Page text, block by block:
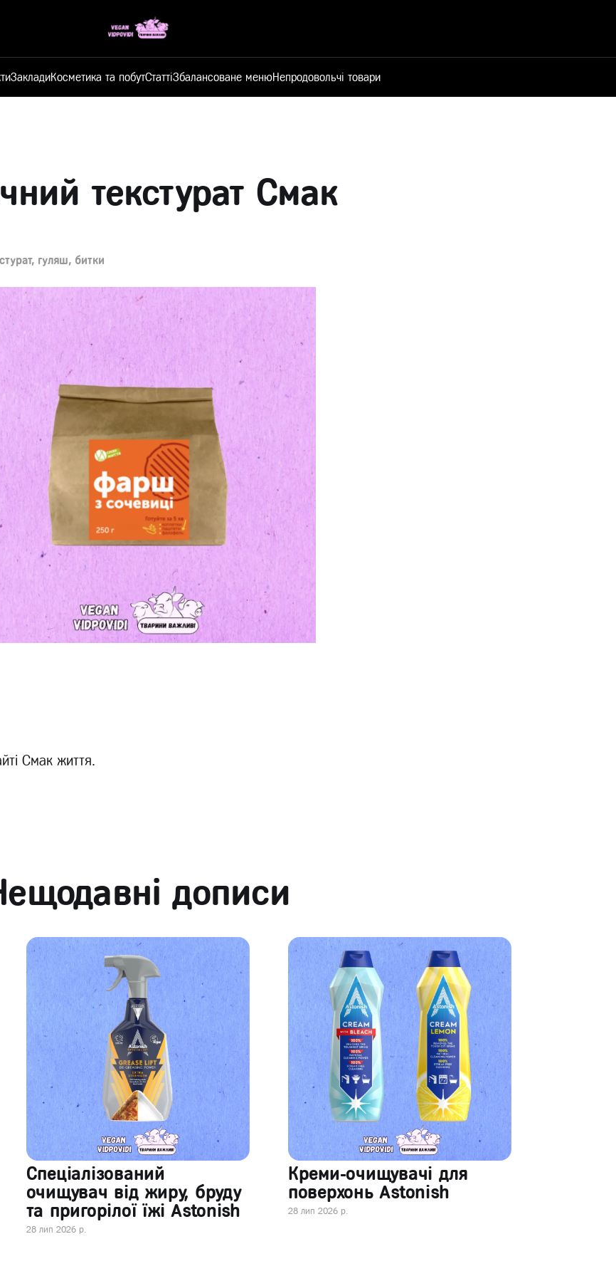
ЗакладиКосметика та побутСтаттіЗбалансоване менюНепродовольчі товари
текстурат Смак
гуляш, битки
Смак життя.
дописи
Спеціалізований
очищувач від жиру, бруду
та пригорілої їжі Astonish
28 лип 2026 р.
Креми-очищувачі для
поверхонь Astonish
28 лип 2026 р.